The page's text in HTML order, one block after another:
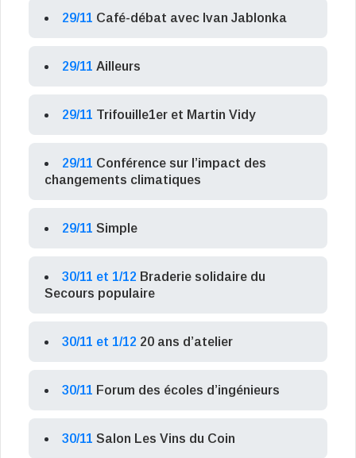
29/11 Café-débat avec Ivan Jablonka
29/11 Ailleurs
29/11 Trifouille1er et Martin Vidy
29/11 Conférence sur l’impact des
changements climatiques
29/11 Simple
30/11 et 1/12 Braderie solidaire du
Secours populaire
30/11 et 1/12 20 ans d’atelier
30/11 Forum des écoles d’ingénieurs
30/11 Salon Les Vins du Coin